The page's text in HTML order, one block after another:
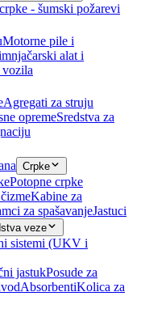
- šumski požarevi
Motorne pile i
alat i
Agregati za struju
opremeSredstva za
Crpke
Potopne crpke
Kabine za
za spašavanjeJastuci
veze
sistemi (UKV i
jastukPosude za
AbsorbentiKolica za